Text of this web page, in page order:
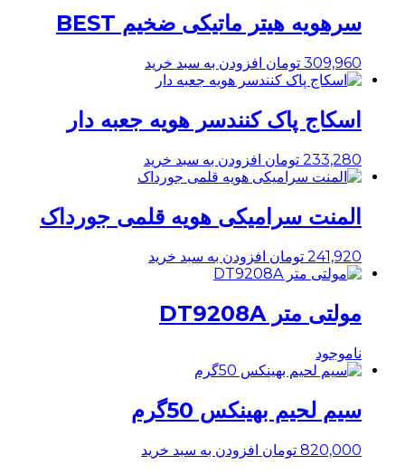
سرهویه هیتر ماتیکی ضخیم BEST
309,960 تومان افزودن به سبد خرید
اسکاج پاک کنندسر هویه جعبه دار
233,280 تومان افزودن به سبد خرید
المنت سرامیکی هویه قلمی جورداک
241,920 تومان افزودن به سبد خرید
مولتی متر DT9208A
ناموجود
سیم لحیم بهینکس 50گرم
820,000 تومان افزودن به سبد خرید